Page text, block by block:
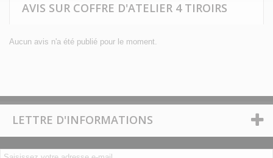
AVIS SUR COFFRE D'ATELIER 4 TIROIRS
Aucun avis n'a été publié pour le moment.
LETTRE D'INFORMATIONS